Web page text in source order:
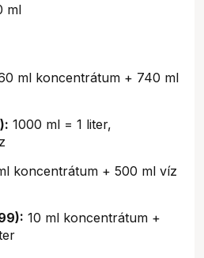
ml
ml koncentrátum + 740 ml
1000 ml = 1 liter,
koncentrátum + 500 ml víz
10 ml koncentrátum +